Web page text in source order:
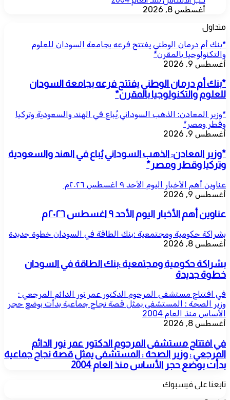
أغسطس 8, 2026
متداول
*بنك أم درمان الوطني يفتتح فرعه بجامعة السودان للعلوم
والتكنولوجيا بالمقرن*
أغسطس 9, 2026
*بنك أم درمان الوطني يفتتح فرعه بجامعة السودان
للعلوم والتكنولوجيا بالمقرن*
*وزير المعادن: الذهب السوداني يُباع في الهند والسعودية وتركيا
وقطر ومصر*
أغسطس 9, 2026
*وزير المعادن: الذهب السوداني يُباع في الهند والسعودية
وتركيا وقطر ومصر*
عناوين أهم الأخبار اليوم الأحد ٩ اغسطس ٢٠٢٦م ​
أغسطس 9, 2026
عناوين أهم الأخبار اليوم الأحد ٩ اغسطس ٢٠٢٦م ​
بشراكة حكومية ومجتمعية :بنك الطاقة في السودان خطوة جديدة
أغسطس 8, 2026
بشراكة حكومية ومجتمعية :بنك الطاقة في السودان
خطوة جديدة
في افتتاح مستشفى المرحوم الدكتور عمر نور الدائم المرجعي :
وزير الصحة : المستشفى يمثل قصة نجاح جماعية بدأت بوضع حجر
الأساس منذ العام 2004
أغسطس 8, 2026
في افتتاح مستشفى المرحوم الدكتور عمر نور الدائم
المرجعي : وزير الصحة : المستشفى يمثل قصة نجاح جماعية
بدأت بوضع حجر الأساس منذ العام 2004
تابعنا على فيسبوك